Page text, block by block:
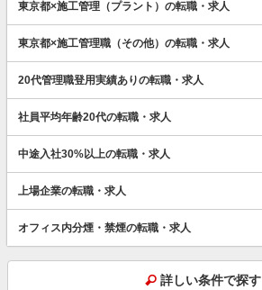
東京都×施工管理（プラント）の転職・求人
東京都×施工管理職（その他）の転職・求人
20代管理職登用実績ありの転職・求人
社員平均年齢20代の転職・求人
中途入社30%以上の転職・求人
上場企業の転職・求人
オフィス内分煙・禁煙の転職・求人
詳しい条件で探す